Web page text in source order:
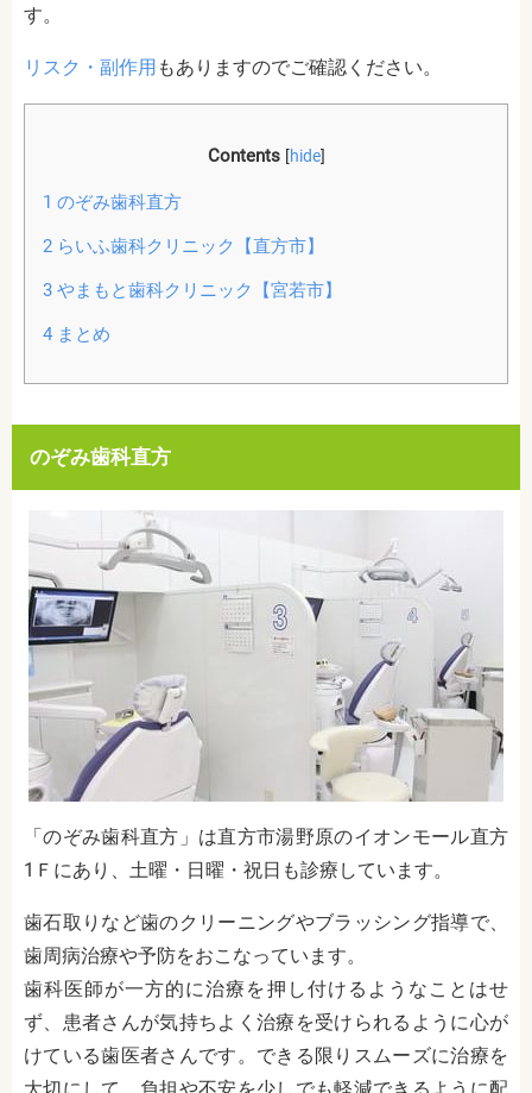
す。
リスク・副作用 もありますのでご確認ください。
Contents [hide]
1 のぞみ歯科直方
2らいふ歯科クリニック【直方市】
3やまもと歯科クリニック【宮若市】
4まとめ
のぞみ歯科直方
「のぞみ歯科直方」は直方市湯野原のイオンモール直方
1Ｆにあり、土曜・日曜・祝日も診療しています。
歯石取りなど歯のクリーニングやブラッシング指導で、
歯周病治療や予防をおこなっています。
歯科医師が一方的に治療を押し付けるようなことはせ
ず、患者さんが気持ちよく治療を受けられるように心が
けている歯医者さんです。できる限りスムーズに治療を